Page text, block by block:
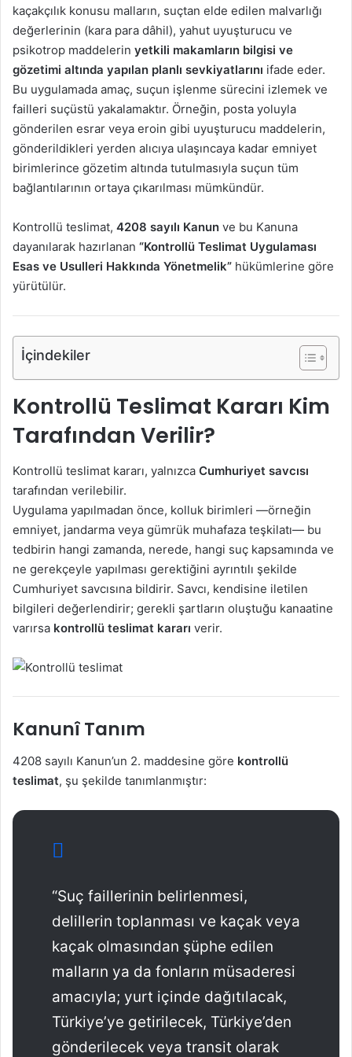
kaçakçılık konusu malların, suçtan elde edilen malvarlığı
değerlerinin (kara para dâhil), yahut uyuşturucu ve
psikotrop maddelerin yetkili makamların bilgisi ve
gözetimi altında yapılan planlı sevkiyatlarını ifade eder.
Bu uygulamada amaç, suçun işlenme sürecini izlemek ve
failleri suçüstü yakalamaktır. Örneğin, posta yoluyla
gönderilen esrar veya eroin gibi uyuşturucu maddelerin,
gönderildikleri yerden alıcıya ulaşıncaya kadar emniyet
birimlerince gözetim altında tutulmasıyla suçun tüm
bağlantılarının ortaya çıkarılması mümkündür.
Kontrollü teslimat, 4208 sayılı Kanun ve bu Kanuna
dayanılarak hazırlanan “Kontrollü Teslimat Uygulaması
Esas ve Usulleri Hakkında Yönetmelik” hükümlerine göre
yürütülür.
İçindekiler
Kontrollü Teslimat Kararı Kim
Tarafından Verilir?
Kontrollü teslimat kararı, yalnızca Cumhuriyet savcısı
tarafından verilebilir.
Uygulama yapılmadan önce, kolluk birimleri —örneğin
emniyet, jandarma veya gümrük muhafaza teşkilatı— bu
tedbirin hangi zamanda, nerede, hangi suç kapsamında ve
ne gerekçeyle yapılması gerektiğini ayrıntılı şekilde
Cumhuriyet savcısına bildirir. Savcı, kendisine iletilen
bilgileri değerlendirir; gerekli şartların oluştuğu kanaatine
varırsa kontrollü teslimat kararı verir.
Kanunî Tanım
4208 sayılı Kanun’un 2. maddesine göre kontrollü
teslimat, şu şekilde tanımlanmıştır:
“Suç faillerinin belirlenmesi,
delillerin toplanması ve kaçak veya
kaçak olmasından şüphe edilen
malların ya da fonların müsaderesi
amacıyla; yurt içinde dağıtılacak,
Türkiye’ye getirilecek, Türkiye’den
gönderilecek veya transit olarak